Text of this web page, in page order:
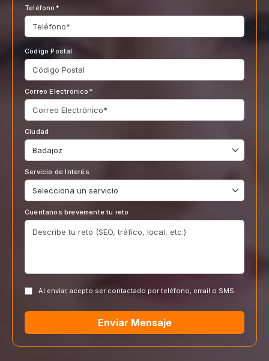
Teléfono*
Código Postal
Correo Electrónico*
Ciudad
Servicio de Interés
Cuéntanos brevemente tu reto
Al enviar, acepto ser contactado por teléfono, email o SMS.
Enviar Mensaje